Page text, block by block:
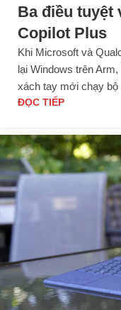
Ba điều tuyệt
Copilot Plus
Khi Microsoft và
lại Windows trên
xách tay mới chạy bộ
ĐỌC TIẾP